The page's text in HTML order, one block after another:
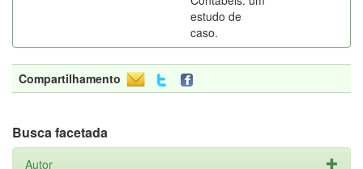
estudo de
caso.
Compartilhamento
Busca facetada
Autor